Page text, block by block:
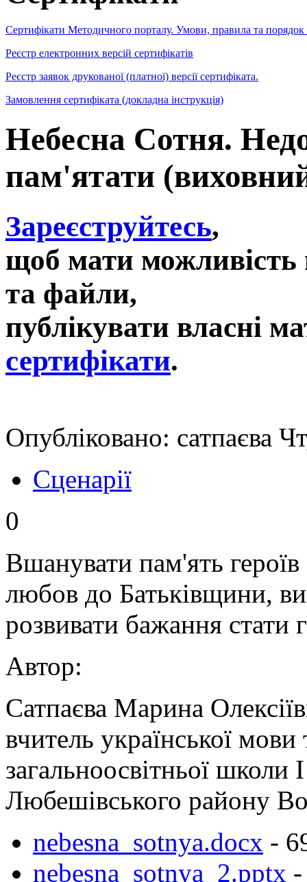
Сертифікати Методичного порталу. Умови, правила та порядок
Реєстр електронних версій сертифікатів
Реєстр заявок друкованої (платної) версії сертифіката.
Замовлення сертифіката (докладна інструкція)
Небесна Сотня.
пам'ятати
Зареєструйтесь,
щоб мати можливість
та файли,
публікувати власні
сертифікати.
Опубліковано: сатпаєва
Сценарії
0
Вшанувати пам'ять
любов до Батьківщини,
розвивати бажання
Автор:
Сатпаєва Марина
вчитель української мови
загальноосвітньої школи
Любешівського району
nebesna_sotnya.docx -
nebesna_sotnya_2.pptx